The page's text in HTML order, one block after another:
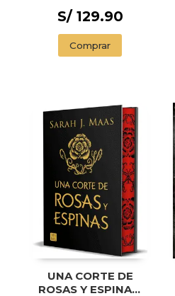
S/ 129.90
Comprar
UNA CORTE DE
ROSAS Y ESPINAS.